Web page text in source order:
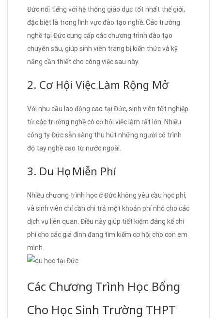
Đức nổi tiếng với hệ thống giáo dục tốt nhất thế giới,
đặc biệt là trong lĩnh vực đào tạo nghề. Các trường
nghề tại Đức cung cấp các chương trình đào tạo
chuyên sâu, giúp sinh viên trang bị kiến thức và kỹ
năng cần thiết cho công việc sau này.
2. Cơ Hội Việc Làm Rộng Mở
Với nhu cầu lao động cao tại Đức, sinh viên tốt nghiệp
từ các trường nghề có cơ hội việc làm rất lớn. Nhiều
công ty Đức sẵn sàng thu hút những người có trình
độ tay nghề cao từ nước ngoài.
3. Du Học Miễn Phí
Nhiều chương trình học ở Đức không yêu cầu học phí,
và sinh viên chỉ cần chi trả một khoản phí nhỏ cho các
dịch vụ liên quan. Điều này giúp tiết kiệm đáng kể chi
phí cho các gia đình đang tìm kiếm cơ hội cho con em
mình.
Các Chương Trình Học Bổng
Cho Học Sinh Trường THPT